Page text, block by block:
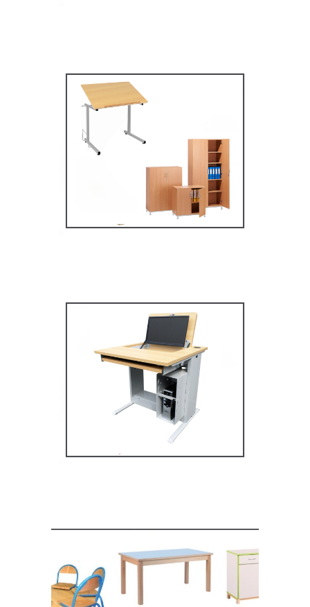
Mobilier secondaire /
supérieur
MOBILIER SCOLAIRE
Mobilier multimédia
MOBILIER SCOLAIRE
Mobilier de restauration,
espace cantine
MOBILIER SCOLAIRE